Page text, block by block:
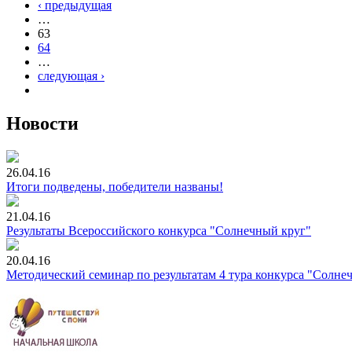
‹ предыдущая
…
63
64
…
следующая ›
Новости
26.04.16
Итоги подведены, победители названы!
21.04.16
Результаты Всероссийского конкурса "Солнечный круг"
20.04.16
Методический семинар по результатам 4 тура конкурса